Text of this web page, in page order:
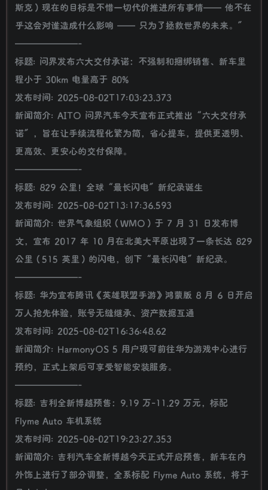
斯克）现在的目标是不惜一切代价推进所有事情—— 他不在
乎这会对谁造成什么影响 —— 只为了拯救世界的未来。”
———————-
标题: 问界发布六大交付承诺：不强制和捆绑销售、新车里
程小于 30km 电量高于 80%
发布时间: 2025-08-02T17:03:23.373
新闻简介: AITO 问界汽车今天宣布正式推出“六大交付承
诺”，旨在让手续流程化繁为简，省心提车，提供更透明、
更高效、更安心的交付保障。
———————-
标题: 829 公里！全球“最长闪电”新纪录诞生
发布时间: 2025-08-02T13:17:36.593
新闻简介: 世界气象组织（WMO）于 7 月 31 日发布博
文，宣布 2017 年 10 月在北美大平原出现了一条长达 829
公里（515 英里）的闪电，创下“最长闪电”新纪录。
———————-
标题: 华为宣布腾讯《英雄联盟手游》鸿蒙版 8 月 6 日开启
万人抢先体验，账号无缝继承、资产数据互通
发布时间: 2025-08-02T16:36:48.62
新闻简介: HarmonyOS 5 用户现可前往华为游戏中心进行
预约，正式上架后可享受智能安装服务。
———————-
标题: 吉利全新博越预售：9.19 万-11.29 万元，标配
Flyme Auto 车机系统
发布时间: 2025-08-02T19:23:27.353
新闻简介: 吉利汽车全新博越今天正式开启预售，新车在内
外饰上进行了部分调整，全系标配 Flyme Auto 系统，将于